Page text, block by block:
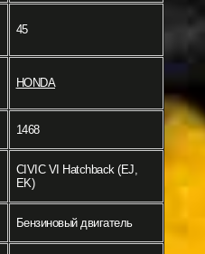
45
HONDA
1468
CIVIC VI Hatchback (EJ,
EK)
Бензиновый двигатель